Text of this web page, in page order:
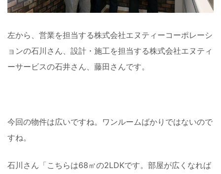
左から、営業を担当する株式会社エヌティーコーポレーシ
ョンの石川さん、設計・施工を担当する株式会社エヌティ
ーサービスの石井さん、藤田さんです。
今回の物件は広いですね。ワンルームばかりではないので
すね。
石川さん「こちらは68㎡の2LDKです。部屋が広くなれば